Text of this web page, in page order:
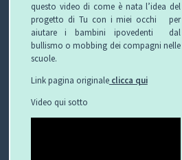
questo video di come è nata l’idea del
progetto di Tu con i miei occhi per
aiutare i bambini ipovedenti dal
bullismo o mobbing dei compagni nelle
scuole.
Link pagina originaleclicca qui
Video qui sotto